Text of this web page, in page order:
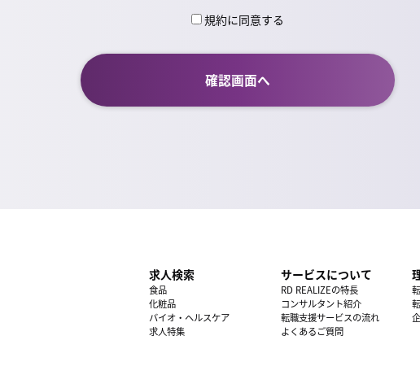
規約に同意する
求人検索
食品
化粧品
バイオ・ヘルスケア
求人特集
サービスについて
RD REALIZEの特長
コンサルタント紹介
転職支援サービスの流れ
よくあるご質問